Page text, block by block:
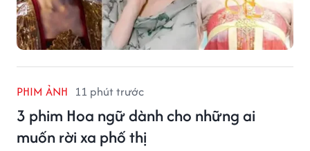
PHIM ẢNH 11 phút trước
3 phim Hoa ngữ dành cho những ai
muốn rời xa phố thị